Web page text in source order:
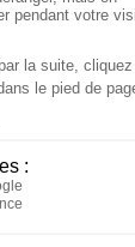
confidentialité
du site
photos